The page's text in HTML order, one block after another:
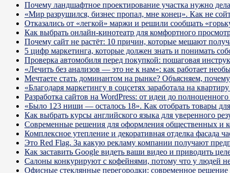
Почему ландшафтное проектирование участка нужно
«Мир разрушился, бизнес пропал, мне конец». Как не
Отказались от «легкой» маржи и решили сообщать
Как выбрать онлайн-кинотеатр для комфортного
Почему сайт не растёт: 10 причин, которые мешают
5 цифр маркетинга, которые должен знать и понимать
Проверка автомобиля перед покупкой: пошаговая
«Лечить без анализов — это не к нам»: как работает
Мечтаете стать доминантом на рынке? Объясняем,
«Благодаря маркетингу в соцсетях заработала на
Разработка сайтов на WordPress: от идеи до
«Было 123 ниши — осталось 18». Как отобрать товары
Как выбрать курсы английского языка для уверенного
Современные решения для оформления общественных и
Комплексное утепление и декоративная отделка фасада
Это Red Flag. За какую рекламу компании получают
Как заставить Google видеть ваши видео и приводить
Салоны конкурируют с кофейнями, потому что у людей
Офисные стеклянные перегородки: современное решение